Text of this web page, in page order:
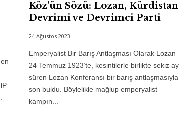
Köz’ün Sözü: Lozan, Kürdistan
Devrimi ve Devrimci Parti
24 Ağustos 2023
Emperyalist Bir Barış Antlaşması Olarak Lozan
24 Temmuz 1923’te, kesintilerle birlikte sekiz ay
süren Lozan Konferansı bir barış antlaşmasıyla
son buldu. Böylelikle mağlup emperyalist
kampın...